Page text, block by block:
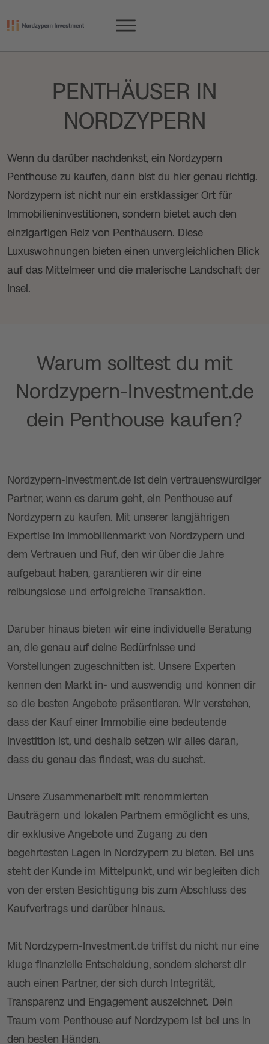
PENTHÄUSER IN
NORDZYPERN
Wenn du darüber nachdenkst, ein Nordzypern
Penthouse zu kaufen, dann bist du hier genau richtig.
Nordzypern ist nicht nur ein erstklassiger Ort für
Immobilieninvestitionen, sondern bietet auch den
einzigartigen Reiz von Penthäusern. Diese
Luxuswohnungen bieten einen unvergleichlichen Blick
auf das Mittelmeer und die malerische Landschaft der
Insel.
Warum solltest du mit
Nordzypern-Investment.de
dein Penthouse kaufen?
Nordzypern-Investment.de ist dein vertrauenswürdiger
Partner, wenn es darum geht, ein Penthouse auf
Nordzypern zu kaufen. Mit unserer langjährigen
Expertise im Immobilienmarkt von Nordzypern und
dem Vertrauen und Ruf, den wir über die Jahre
aufgebaut haben, garantieren wir dir eine
reibungslose und erfolgreiche Transaktion.
Darüber hinaus bieten wir eine individuelle Beratung
an, die genau auf deine Bedürfnisse und
Vorstellungen zugeschnitten ist. Unsere Experten
kennen den Markt in- und auswendig und können dir
so die besten Angebote präsentieren. Wir verstehen,
dass der Kauf einer Immobilie eine bedeutende
Investition ist, und deshalb setzen wir alles daran,
dass du genau das findest, was du suchst.
Unsere Zusammenarbeit mit renommierten
Bauträgern und lokalen Partnern ermöglicht es uns,
dir exklusive Angebote und Zugang zu den
begehrtesten Lagen in Nordzypern zu bieten. Bei uns
steht der Kunde im Mittelpunkt, und wir begleiten dich
von der ersten Besichtigung bis zum Abschluss des
Kaufvertrags und darüber hinaus.
Mit Nordzypern-Investment.de triffst du nicht nur eine
kluge finanzielle Entscheidung, sondern sicherst dir
auch einen Partner, der sich durch Integrität,
Transparenz und Engagement auszeichnet. Dein
Traum vom Penthouse auf Nordzypern ist bei uns in
den besten Händen.